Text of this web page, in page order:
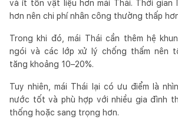
và ít tốn vật liệu hơn mái Thái. Thời gian
hơn nên chi phí nhân công thường thấp
Trong khi đó, mái Thái cần thêm hệ
ngói và các lớp xử lý chống thấm nên
tăng khoảng 10–20%.
Tuy nhiên, mái Thái lại có ưu điểm là
nước tốt và phù hợp với nhiều gia đình
thống hoặc sang trọng hơn.